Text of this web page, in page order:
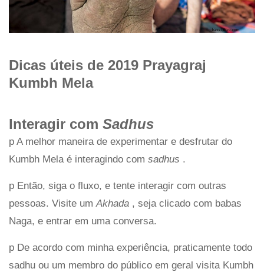
Dicas úteis de 2019 Prayagraj
Kumbh Mela
Interagir com Sadhus
p A melhor maneira de experimentar e desfrutar do
Kumbh Mela é interagindo com sadhus .
p Então, siga o fluxo, e tente interagir com outras
pessoas. Visite umAkhada , seja clicado com babas
Naga, e entrar em uma conversa.
p De acordo com minha experiência, praticamente todo
sadhu ou um membro do público em geral visita Kumbh